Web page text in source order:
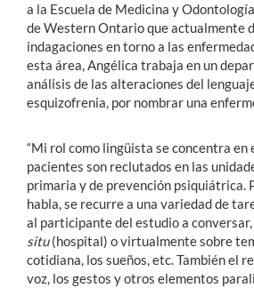
a la Escuela de Medicina y
de Western Ontario que actualmente
indagaciones en torno a las
esta área, Angélica trabaja en un
análisis de las alteraciones del
esquizofrenia, por nombrar una
“Mi rol como lingüista se concentra en
pacientes son reclutados en las
primaria y de prevención psiquiátrica.
habla, se recurre a una variedad de
al participante del estudio a
situ(hospital) o virtualmente sobre
cotidiana, los sueños, etc. También el
voz, los gestos y otros elementos